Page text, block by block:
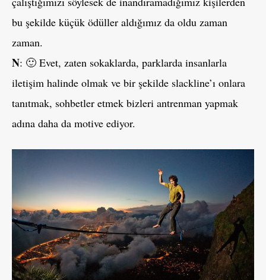
bu şekilde küçük ödüller aldığımız da oldu zaman
zaman.
N: 🙂 Evet, zaten sokaklarda, parklarda insanlarla
iletişim halinde olmak ve bir şekilde slackline’ı onlara
tanıtmak, sohbetler etmek bizleri antrenman yapmak
adına daha da motive ediyor.